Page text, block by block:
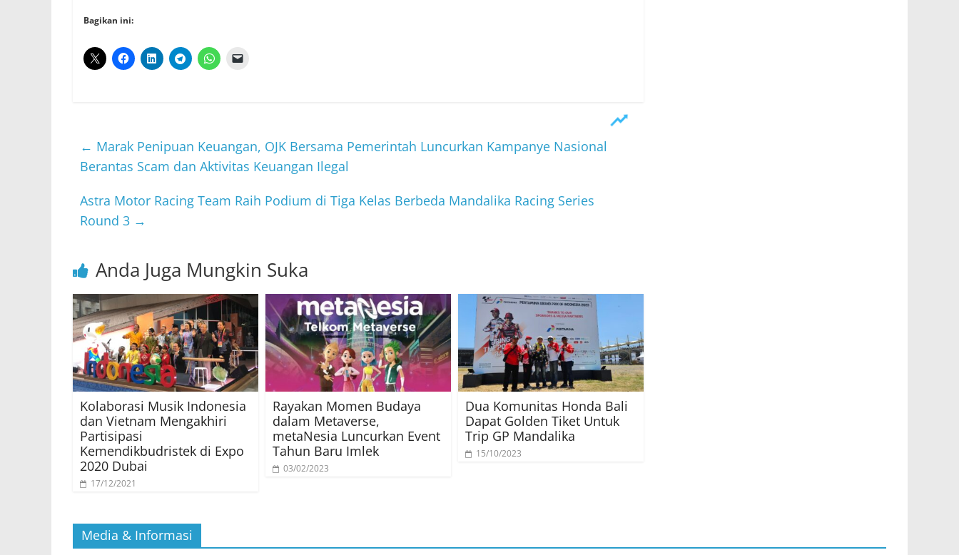
Bagikan ini:
← Marak Penipuan Keuangan, OJK Bersama Pemerintah Luncurkan Kampanye Nasional
Berantas Scam dan Aktivitas Keuangan Ilegal
Astra Motor Racing Team Raih Podium di Tiga Kelas Berbeda Mandalika Racing Series
Round 3 →
Anda Juga Mungkin Suka
Kolaborasi Musik Indonesia
dan Vietnam Mengakhiri
Partisipasi
Kemendikbudristek di Expo
2020 Dubai
17/12/2021
Rayakan Momen Budaya
dalam Metaverse,
metaNesia Luncurkan Event
Tahun Baru Imlek
03/02/2023
Dua Komunitas Honda Bali
Dapat Golden Tiket Untuk
Trip GP Mandalika
15/10/2023
Media & Informasi